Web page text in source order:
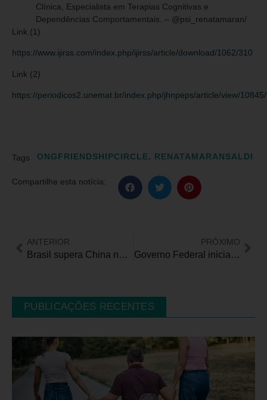
Clínica, Especialista em Terapias Cognitivas e
Dependências Comportamentais. – @psi_renatamaran/
Link (1)
https://www.ijirss.com/index.php/ijirss/article/download/1062/310
Link (2)
https://periodicos2.unemat.br/index.php/jhnpeps/article/view/
Tags ONGFRIENDSHIPCIRCLE, RENATAMARANSALDI
Compartilhe esta notícia:
ANTERIOR
Brasil supera China no total de medalhas no Mundial de Atletismo Paralímpico em Paris
PRÓXIMO
Governo Federal inicia diálogo com municípios para elaboração do Plano Viver Sem Limites 2
PUBLICAÇÕES RECENTES